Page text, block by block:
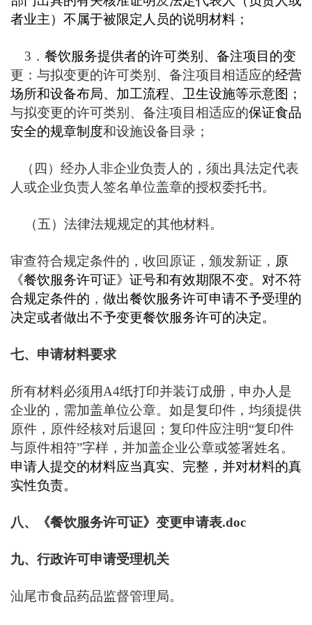
者业主）不属于被限定人员的说明材料；
3 ． 餐饮服务提供者的许可类别、备注项目的变
更：与拟变更的许可类别、备注项目相适应的经营
场所和设备布局、加工流程、卫生设施等示意图；
与拟变更的许可类别、备注项目相适应的保证食品
安全的规章制度和设施设备目录；
（四）经办人非企业负责人的，须出具法定代表
人或企业负责人签名单位盖章的授权委托书。
（五）法律法规规定的其他材料。
审查符合规定条件的，收回原证，颁发新证， 原
《餐饮服务许可证》证号和有效期限不变。对不符
合规定条件的 ， 做出餐饮服务许可申请不予受理的
决定或者做出不予变更餐饮服务许可的决定。
七、申请材料要求
所有材料必须用A4纸打印并装订成册，申办人是
企业的，需加盖单位公章。如是复印件，均须提供
原件，原件经核对后退回；复印件应注明“复印件
与原件相符”字样，并加盖企业公章或签署姓名。
申请人提交的材料应当真实、完整，并对材料的真
实性负责。
八、 《餐饮服务许可证》变更申请表.doc
九、行政许可申请受理机关
汕尾市食品药品监督管理局。